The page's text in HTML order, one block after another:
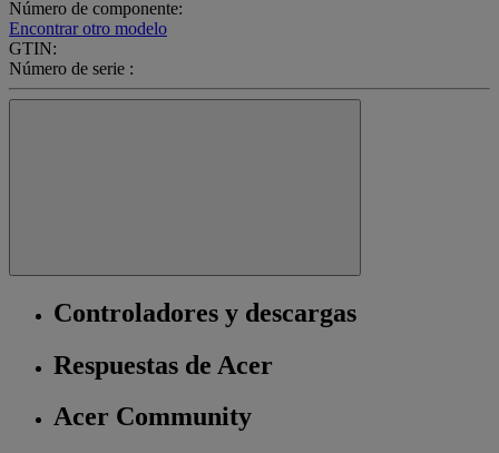
Número de componente:
Encontrar otro modelo
GTIN:
Número de serie :
Controladores y descargas
Respuestas de Acer
Acer Community